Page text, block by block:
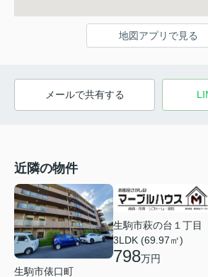
地図アプリで見る
メールで共有する
近隣の物件
生駒市俵口町
生駒市萩の台１丁目
3LDK (69.97㎡)
798万円